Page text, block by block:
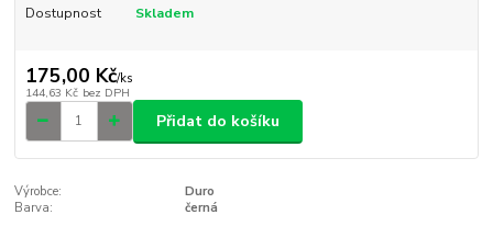
Dostupnost Skladem
175,00 Kč/ks
144,63 Kč bez DPH
Přidat do košíku
Výrobce:
Duro
Barva:
černá